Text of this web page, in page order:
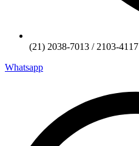
(21) 2038-7013 / 2103-4117
Whatsapp